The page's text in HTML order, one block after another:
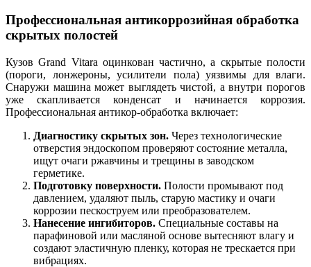
Профессиональная антикоррозийная обработка
скрытых полостей
Кузов Grand Vitara оцинкован частично, а скрытые полости
(пороги, лонжероны, усилители пола) уязвимы для влаги.
Снаружи машина может выглядеть чистой, а внутри порогов
уже скапливается конденсат и начинается коррозия.
Профессиональная антикор-обработка включает:
Диагностику скрытых зон. Через технологические
отверстия эндоскопом проверяют состояние металла,
ищут очаги ржавчины и трещины в заводском
герметике.
Подготовку поверхности. Полости промывают под
давлением, удаляют пыль, старую мастику и очаги
коррозии пескоструем или преобразователем.
Нанесение ингибиторов. Специальные составы на
парафиновой или масляной основе вытесняют влагу и
создают эластичную пленку, которая не трескается при
вибрациях.